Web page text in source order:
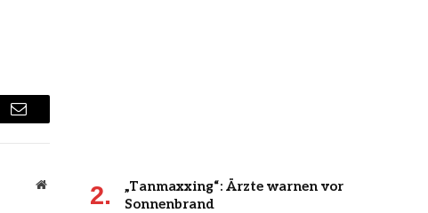
Email
Website
„Tanmaxxing“: Ärzte warnen vor
Sonnenbrand